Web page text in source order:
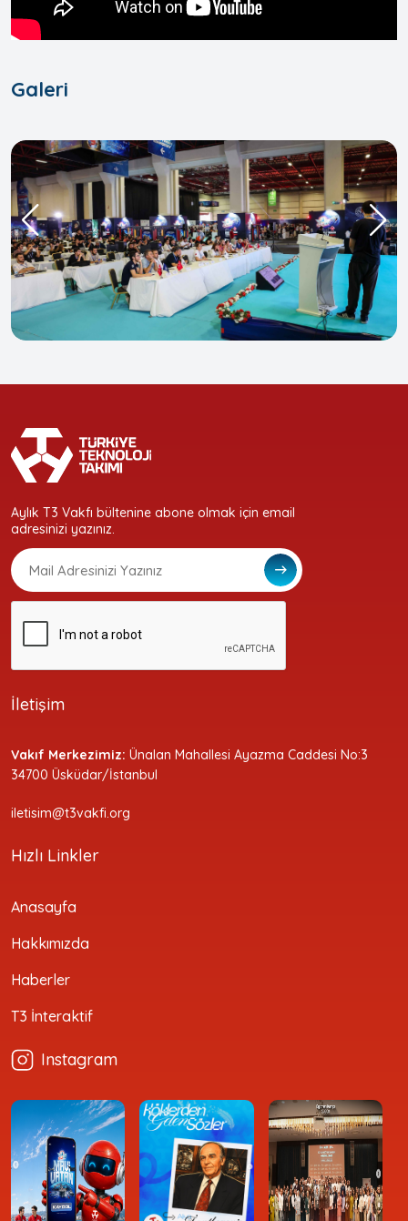
Galeri
Aylık T3 Vakfı bültenine abone olmak için email
adresinizi yazınız.
İletişim
Vakıf Merkezimiz: Ünalan Mahallesi Ayazma Caddesi No:3
34700 Üsküdar/İstanbul
iletisim@t3vakfi.org
Hızlı Linkler
Anasayfa
Hakkımızda
Haberler
T3 İnteraktif
Instagram